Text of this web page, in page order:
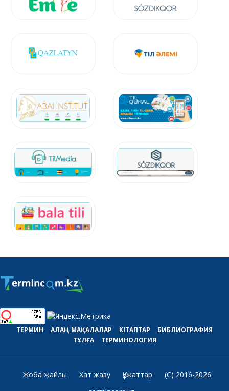
ТЕРМИН АЛАҢ МАҚАЛАЛАР КІТАПТАР
БИБЛИОГРАФИЯ
ТҰЛҒА
ТЕРМИНОЛОГИЯ
Жоба жайлы Хат жазу Құжаттар
(C) 2016-2026